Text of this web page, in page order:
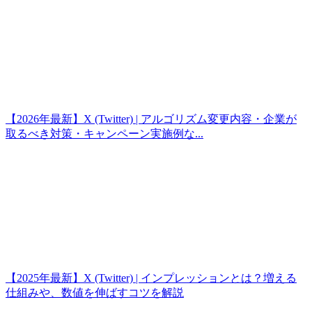
【2026年最新】X (Twitter) | アルゴリズム変更内容・企業が
取るべき対策・キャンペーン実施例な...
【2025年最新】X (Twitter) | インプレッションとは？増える
仕組みや、数値を伸ばすコツを解説